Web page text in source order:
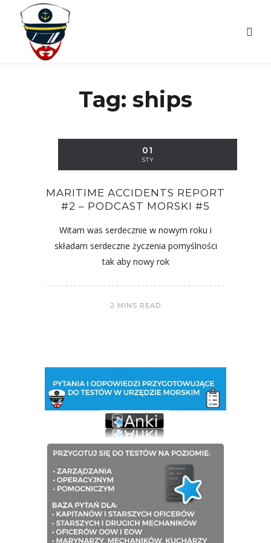
Tag: ships
01
STY
MARITIME ACCIDENTS REPORT
#2 – PODCAST MORSKI #5
Witam was serdecznie w nowym roku i
składam serdeczne życzenia pomyślności
tak aby nowy rok
2 MINS READ